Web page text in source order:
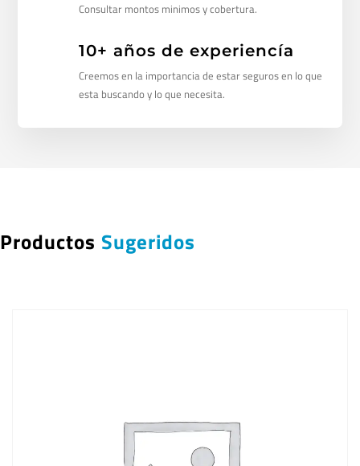
Consultar montos minimos y cobertura.
10+ años de experiencía
Creemos en la importancia de estar seguros en lo que
esta buscando y lo que necesita.
Productos Sugeridos